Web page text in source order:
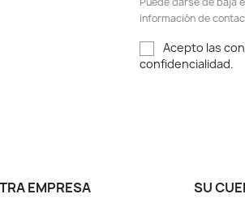
información de
Acepto las
confidencialidad.
EMPRESA SU